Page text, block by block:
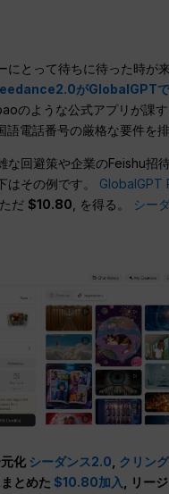
にとって待ちに待った時が
がGlobalGPTで
のような公式アプリが課
語電話番号の厳格な要件を
な回避策や企業のFeishu招
はその例です。 GlobalGPT
ただ$10.80 , を得る。 シー
化 シーダンス2.0 クリング
まとめた$10.80加入
, リー